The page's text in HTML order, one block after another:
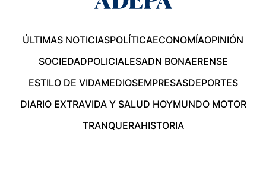
ÚLTIMAS NOTICIASPOLÍTICAECONOMÍAOPINIÓN
SOCIEDADPOLICIALESADN BONAERENSE
ESTILO DE VIDAMEDIOSEMPRESASDEPORTES
DIARIO EXTRAVIDA Y SALUD HOYMUNDO MOTOR
TRANQUERAHISTORIA